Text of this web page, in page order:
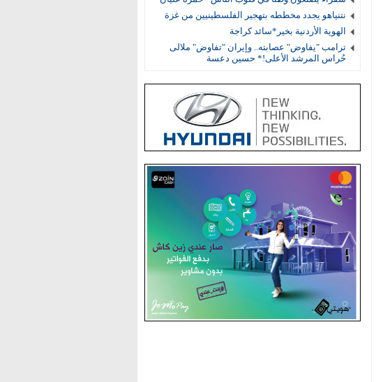
نتنياهو يجدد مخططه بتهجير الفلسطينيين من غزة
الهوية الأردنية بخير*سائد كراجة
ترامب "يفاوض" عصابته.. وإيران "تفاوض" ملالى
حُراس المرشد الأعلى!* حسين دعسة